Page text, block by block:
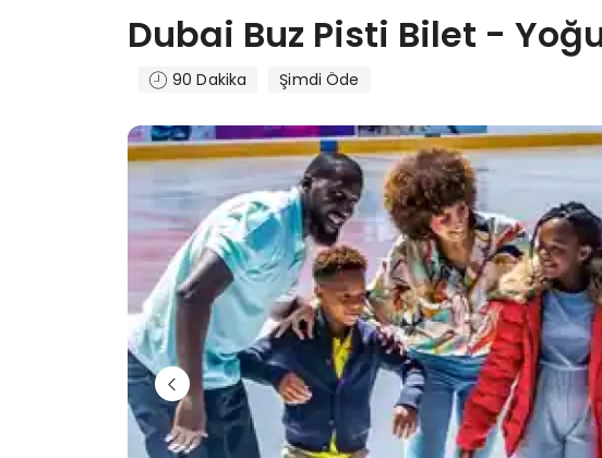
Dubai Buz Pisti Bilet -
90 Dakika Şimdi Öde